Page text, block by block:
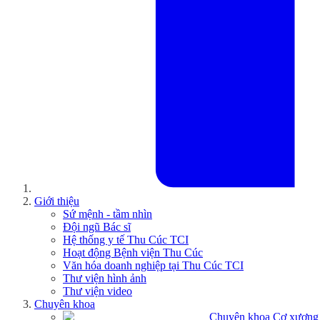
Giới thiệu
Sứ mệnh - tầm nhìn
Đội ngũ Bác sĩ
Hệ thống y tế Thu Cúc TCI
Hoạt động Bệnh viện Thu Cúc
Văn hóa doanh nghiệp tại Thu Cúc TCI
Thư viện hình ảnh
Thư viện video
Chuyên khoa
Chuyên khoa Cơ